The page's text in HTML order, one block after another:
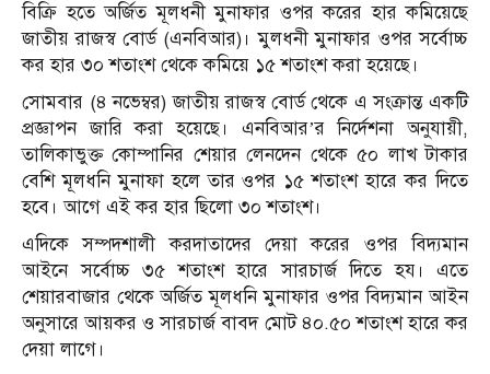
বিক্রি হতে অর্জিত মূলধনী মুনাফার ওপর করের হার কমিয়েছে
জাতীয় রাজস্ব বোর্ড (এনবিআর)। মুলধনী মুনাফার ওপর সর্বোচ্চ
কর হার ৩০ শতাংশ থেকে কমিয়ে ১৫ শতাংশ করা হয়েছে।
সোমবার (৪ নভেম্বর) জাতীয় রাজস্ব বোর্ড থেকে এ সংক্রান্ত একটি
প্রজ্ঞাপন জারি করা হয়েছে। এনবিআর’র নির্দেশনা অনুযায়ী,
তালিকাভুক্ত কোম্পানির শেয়ার লেনদেন থেকে ৫০ লাখ টাকার
বেশি মূলধনি মুনাফা হলে তার ওপর ১৫ শতাংশ হারে কর দিতে
হবে। আগে এই কর হার ছিলো ৩০ শতাংশ।
এদিকে সম্পদশালী করদাতাদের দেয়া করের ওপর বিদ্যমান
আইনে সর্বোচ্চ ৩৫ শতাংশ হারে সারচার্জ দিতে হয। এতে
শেয়ারবাজার থেকে অর্জিত মূলধনি মুনাফার ওপর বিদ্যমান আইন
অনুসারে আয়কর ও সারচার্জ বাবদ মোট ৪০.৫০ শতাংশ হারে কর
দেয়া লাগে।